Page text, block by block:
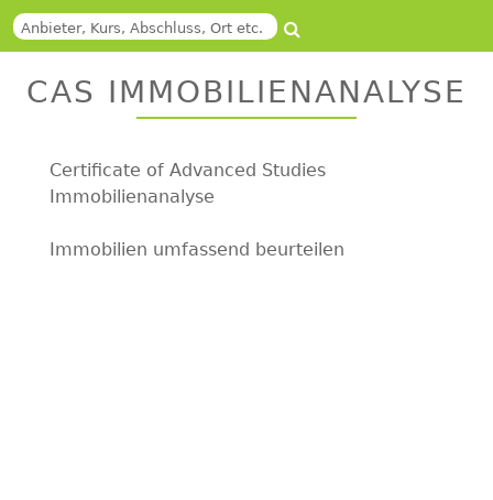
Suche
Back
to
top
CAS IMMOBILIENANALYSE
Certificate of Advanced Studies
Immobilienanalyse
Immobilien umfassend beurteilen